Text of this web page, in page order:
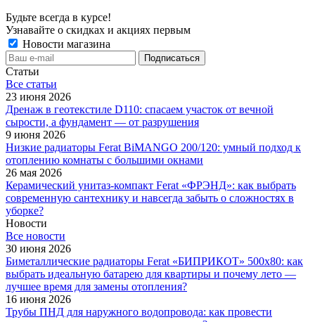
Будьте всегда в курсе!
Узнавайте о скидках и акциях первым
Новости магазина
Статьи
Все cтатьи
23 июня 2026
Дренаж в геотекстиле D110: спасаем участок от вечной
сырости, а фундамент — от разрушения
9 июня 2026
Низкие радиаторы Ferat BiMANGO 200/120: умный подход к
отоплению комнаты с большими окнами
26 мая 2026
Керамический унитаз-компакт Ferat «ФРЭНД»: как выбрать
современную сантехнику и навсегда забыть о сложностях в
уборке?
Новости
Все новости
30 июня 2026
Биметаллические радиаторы Ferat «БИПРИКОТ» 500x80: как
выбрать идеальную батарею для квартиры и почему лето —
лучшее время для замены отопления?
16 июня 2026
Трубы ПНД для наружного водопровода: как провести